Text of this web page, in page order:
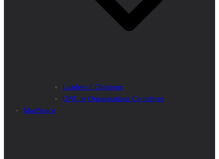
Leaders d’Opinions
ONG et Organisations Caritatives
MagSpace